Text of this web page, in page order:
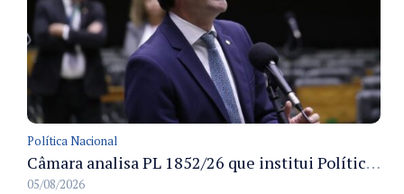
Política Nacional
Câmara analisa PL 1852/26 que institui Política Nacional de Gestão de Desempenho e Eficiência para servidores públicos
05/08/2026